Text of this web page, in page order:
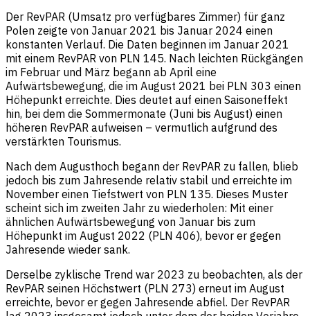
Der RevPAR (Umsatz pro verfügbares Zimmer) für ganz
Polen zeigte von Januar 2021 bis Januar 2024 einen
konstanten Verlauf. Die Daten beginnen im Januar 2021
mit einem RevPAR von PLN 145. Nach leichten Rückgängen
im Februar und März begann ab April eine
Aufwärtsbewegung, die im August 2021 bei PLN 303 einen
Höhepunkt erreichte. Dies deutet auf einen Saisoneffekt
hin, bei dem die Sommermonate (Juni bis August) einen
höheren RevPAR aufweisen – vermutlich aufgrund des
verstärkten Tourismus.
Nach dem Augusthoch begann der RevPAR zu fallen, blieb
jedoch bis zum Jahresende relativ stabil und erreichte im
November einen Tiefstwert von PLN 135. Dieses Muster
scheint sich im zweiten Jahr zu wiederholen: Mit einer
ähnlichen Aufwärtsbewegung von Januar bis zum
Höhepunkt im August 2022 (PLN 406), bevor er gegen
Jahresende wieder sank.
Derselbe zyklische Trend war 2023 zu beobachten, als der
RevPAR seinen Höchstwert (PLN 273) erneut im August
erreichte, bevor er gegen Jahresende abfiel. Der RevPAR